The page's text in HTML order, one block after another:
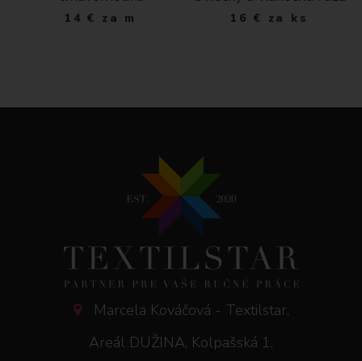
14 € za m 16 € za ks
Marcela Kováčová - Textilstar,
Areál DUŽINA, Kolpašská 1,